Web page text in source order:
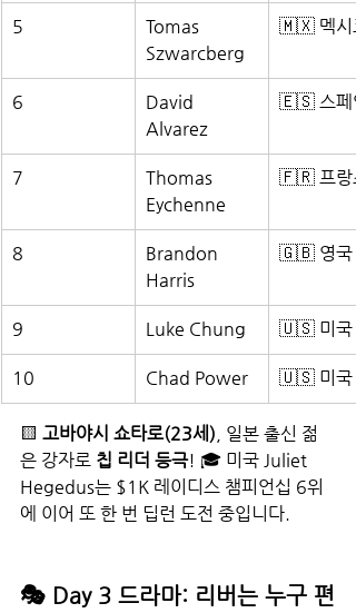
5
Tomas
Szwarcberg
🇲🇽 멕시
6
David
Alvarez
🇪🇸 스페
7
Thomas
Eychenne
🇫🇷 프랑
8
Brandon
Harris
🇬🇧 영국
9 Luke Chung 🇺🇸 미국
10 Chad Power 🇺🇸 미국
🟨 고바야시 쇼타로(23세) , 일본 출신 젊
은 강자로 칩 리더 등극! 🎓 미국 Juliet
Hegedus는 $1K 레이디스 챔피언십 6위
에 이어 또 한 번 딥런 도전 중입니다.
🎭 Day 3 드라마: 리버는 누구 편